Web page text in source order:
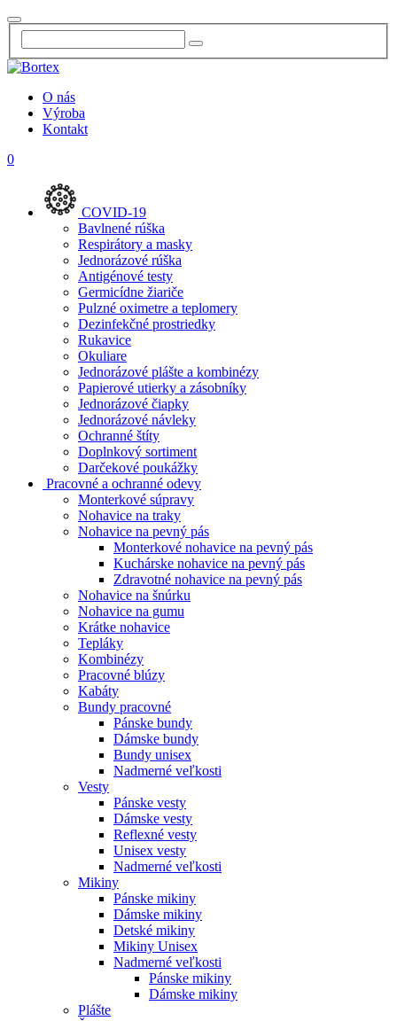
O nás
Výroba
Kontakt
0
COVID-19
Bavlnené rúška
Respirátory a masky
Jednorázové rúška
Antigénové testy
Germicídne žiariče
Pulzné oximetre a teplomery
Dezinfekčné prostriedky
Rukavice
Okuliare
Jednorázové plášte a kombinézy
Papierové utierky a zásobníky
Jednorázové čiapky
Jednorázové návleky
Ochranné štíty
Doplnkový sortiment
Darčekové poukážky
Pracovné a ochranné odevy
Monterkové súpravy
Nohavice na traky
Nohavice na pevný pás
Monterkové nohavice na pevný pás
Kuchárske nohavice na pevný pás
Zdravotné nohavice na pevný pás
Nohavice na šnúrku
Nohavice na gumu
Krátke nohavice
Tepláky
Kombinézy
Pracovné blúzy
Kabáty
Bundy pracovné
Pánske bundy
Dámske bundy
Bundy unisex
Nadmerné veľkosti
Vesty
Pánske vesty
Dámske vesty
Reflexné vesty
Unisex vesty
Nadmerné veľkosti
Mikiny
Pánske mikiny
Dámske mikiny
Detské mikiny
Mikiny Unisex
Nadmerné veľkosti
Pánske mikiny
Dámske mikiny
Plášte